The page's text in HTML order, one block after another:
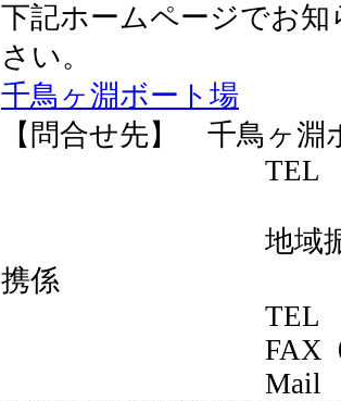
下記ホームページでお
さい。
千鳥ヶ淵ボート場
【問合せ先】 千鳥ヶ淵
TEL 03-
地域振興部 商
携係
TEL 03-
FAX 03-
Mail